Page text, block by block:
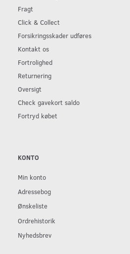
Fragt
Click & Collect
Forsikringsskader udføres
Kontakt os
Fortrolighed
Returnering
Oversigt
Check gavekort saldo
Fortryd købet
KONTO
Min konto
Adressebog
Ønskeliste
Ordrehistorik
Nyhedsbrev